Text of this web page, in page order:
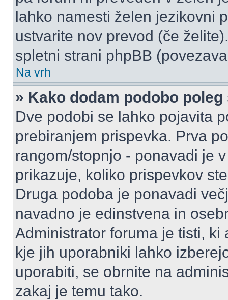
lahko namesti želen jezikovni
ustvarite nov prevod (če
spletni strani phpBB
Na vrh
» Kako dodam podobo
Dve podobi se lahko pojavita
prebiranjem prispevka. Prva
rangom/stopnjo - ponavadi je
prikazuje, koliko prispevkov
Druga podoba je ponavadi
navadno je edinstvena in
Administrator foruma je tisti,
kje jih uporabniki lahko
uporabiti, se obrnite na
zakaj je temu tako.